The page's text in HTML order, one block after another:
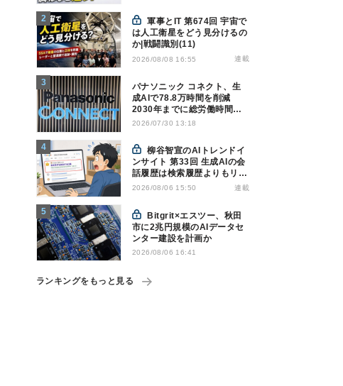
軍事とIT 第674回 宇宙で
は人工衛星をどう見分けるの
か|戦闘識別(11)
2026/08/08 16:55 連載
パナソニック コネクト、生
成AIで78.8万時間を削減
2030年までに総労働時間
10％削減へ
2026/07/30 13:18
柳谷智宣のAIトレンドイ
ンサイト 第33回 生成AIの会
話履歴は検索履歴よりもリス
キー？今のうちに情報漏洩対
2026/08/06 15:50 連載
市に2兆円規模のAIデータセ
ンター建設を計画か
2026/08/06 16:41
ランキングをもっと見る